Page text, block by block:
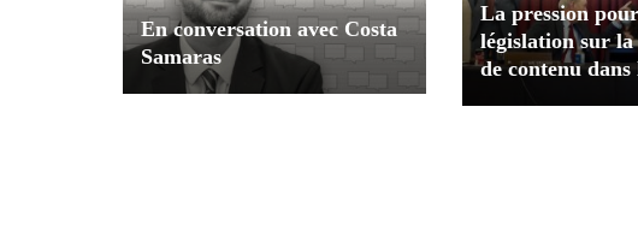
En conversation avec Costa
Samaras
La pression
législation sur
de contenu dans